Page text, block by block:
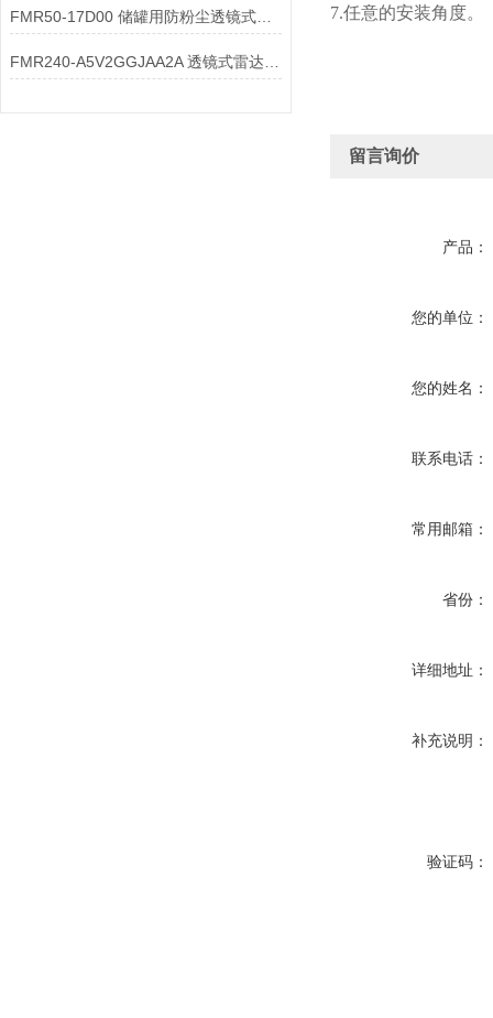
FMR50-17D00 储罐用防粉尘透镜式雷达料位计的结构设计有哪些特殊要求？
7.任意的安装角度。
留言询价
产品：
您的单位：
您的姓名：
联系电话：
常用邮箱：
省份：
详细地址：
补充说明：
验证码：